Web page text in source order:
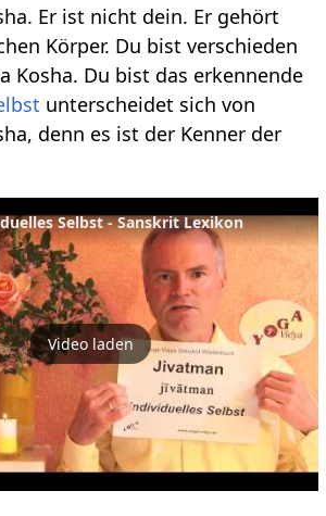
Er ist nicht dein. Er gehört
Körper. Du bist verschieden
Kosha. Du bist das erkennende
unterscheidet sich von
denn es ist der Kenner der
Selbst - Sanskrit Lexikon
Video laden